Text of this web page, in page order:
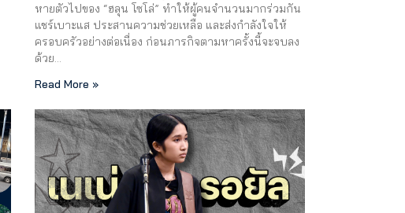
หายตัวไปของ “ฮลุน โซโล่” ทำให้ผู้คนจำนวนมากร่วมกัน
แชร์เบาะแส ประสานความช่วยเหลือ และส่งกำลังใจให้
ครอบครัวอย่างต่อเนื่อง ก่อนภารกิจตามหาครั้งนี้จะจบลง
ด้วย…
Read More »